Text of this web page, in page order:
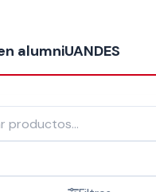
alumniUANDES